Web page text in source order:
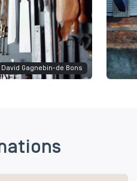
Gagnebin-de Bons